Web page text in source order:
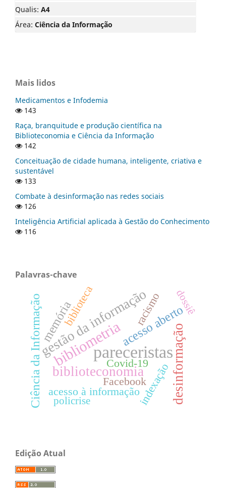
Qualis: A4
Área: Ciência da Informação
Mais lidos
Medicamentos e Infodemia
143
Raça, branquitude e produção científica na
Biblioteconomia e Ciência da Informação
142
Conceituação de cidade humana, inteligente, criativa e
sustentável
133
Combate à desinformação nas redes sociais
126
Inteligência Artificial aplicada à Gestão do Conhecimento
116
Palavras-chave
pareceristas
bibliometria desinformação
biblioteconomia
gestão da informação
Ciência da Informação acesso aberto
memória
Facebook
racismo
biblioteca
indexação
acesso à informação
Covid-19
dossiê
policrise
Edição Atual